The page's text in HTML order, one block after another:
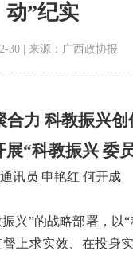
动”纪实
30 | 来源：广西政协报
合力 科教振兴创
“科教振兴 委
讯员 申艳红 何开成
”的战略部署，以
上求实效、在投身